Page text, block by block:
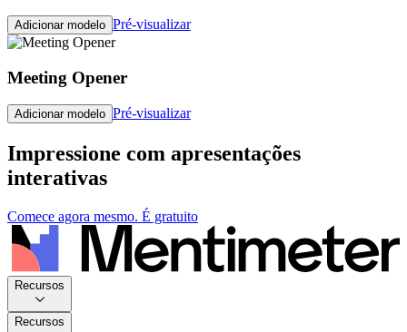
Adicionar modelo Pré-visualizar
Meeting Opener
Adicionar modelo Pré-visualizar
Impressione com apresentações
interativas
Comece agora mesmo. É gratuito
Recursos
Recursos